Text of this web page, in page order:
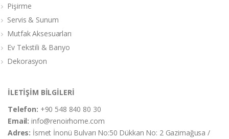
Pişirme
Servis & Sunum
Mutfak Aksesuarları
Ev Tekstili & Banyo
Dekorasyon
İLETİŞİM BİLGİLERİ
Telefon: +90 548 840 80 30
Email:info@renoirhome.com
Adres: İsmet İnonü Bulvarı No:50 Dükkan No: 2 Gazimağusa /